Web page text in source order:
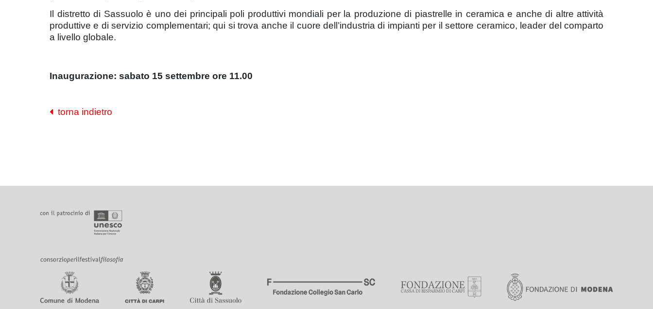
Il distretto di Sassuolo è uno dei principali poli produttivi mondiali per la produzione di piastrelle in ceramica e anche di altre attività
produttive e di servizio complementari; qui si trova anche il cuore dell’industria di impianti per il settore ceramico, leader del comparto
a livello globale.
Inaugurazione: sabato 15 settembre ore 11.00
torna indietro